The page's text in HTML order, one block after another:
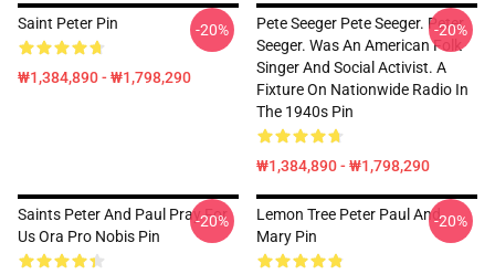
Saint Peter Pin
₩1,384,890 - ₩1,798,290
-20%
Pete Seeger Pete Seeger. Peter
Seeger. Was An American Folk
Singer And Social Activist. A
Fixture On Nationwide Radio In
The 1940s Pin
₩1,384,890 - ₩1,798,290
-20%
Saints Peter And Paul Pray For
Us Ora Pro Nobis Pin
-20%
Lemon Tree Peter Paul And
Mary Pin
-20%